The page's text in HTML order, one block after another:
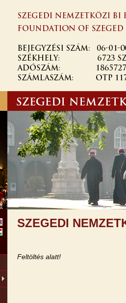
SZEGEDI
Feltöltés alatt!